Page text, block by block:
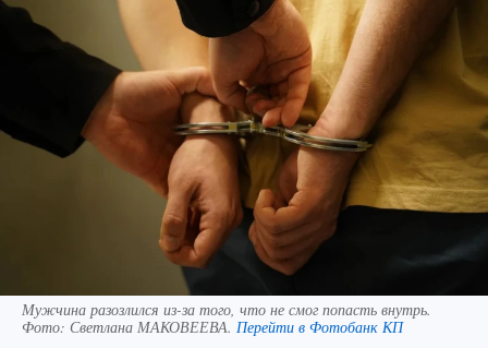
Мужчина разозлился из-за того, что не смог попасть внутрь.
Фото: Светлана МАКОВЕЕВА. Перейти в Фотобанк КП